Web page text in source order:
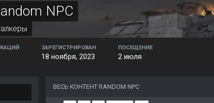
NPC
ЗАРЕГИСТРИРОВАН
18 ноября, 2023
ПОСЕЩЕНИЕ
2 июля
ВЕСЬ КОНТЕНТ RANDOM NPC